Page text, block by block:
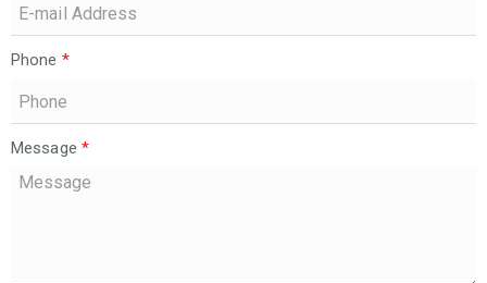
Phone *
Message *